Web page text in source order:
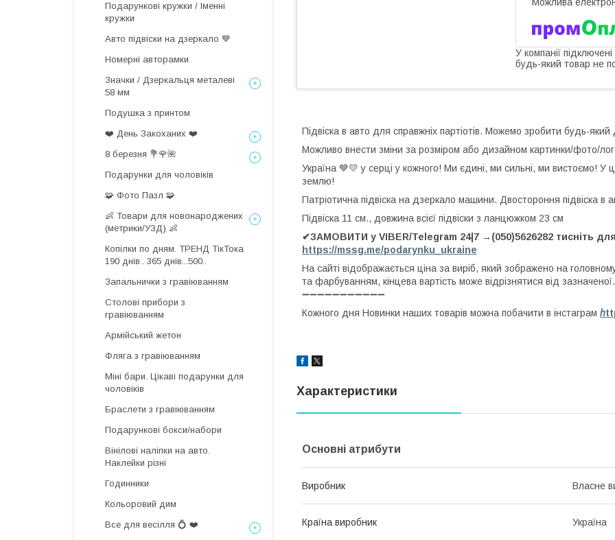
У компанії
будь-який товар не
Підвіска в авто для справжніх партіотів. Можемо зробити будь-
Можливо внести зміни за розміром або дизайном картинки/фото/
Україна 💙💛 у серці у кожного! Ми єдині, ми сильні, ми вистоємо!
землю!
Патріотична підвіска на дзеркало машини. Двостороння підвіска
Підвіска 11 см., довжина всієї підвіски з ланцюжком 23 см
✔ЗАМОВИТИ у VIBER/Telegram 24|7 →(050)5626282 тисніть
https://mssg.me/podarynku_ukraine
На сайті відображається ціна за виріб, який зображено на
та фарбуванням, кінцева вартість може відрізнятися від зазначеної.
➖➖➖➖➖➖➖➖➖➖➖
Кожного дня Новинки наших товарів можна побачити в інстаграм h
Характеристики
Основні атрибути
Виробник Власне
Країна виробник Україна
Подарункові кружки / Іменні
кружки
Авто підвіски на дзеркало 💙
Номерні авторамки
Значки / Дзеркальця металеві
58 мм
Подушка з принтом
❤️ День Закоханих ❤️
8 березня 💐🌹🌺
Подарунки для чоловіків
🧩 Фото Пазл 🧩
👶 Товари для новонароджених
(метрики/УЗД) 👶
Копілки по дням. ТРЕНД ТікТока
190 днів.. 365 днів...500..
Запальнички з гравіюванням
Столові прибори з
гравіюванням
Армійський жетон
Фляга з гравіюванням
Міні бари. Цікаві подарунки для
чоловіків
Браслети з гравіюванням
Подарункові бокси/набори
Вінілові наліпки на авто.
Наклейки різні
Годинники
Кольоровий дим
Все для весілля 💍 ❤️